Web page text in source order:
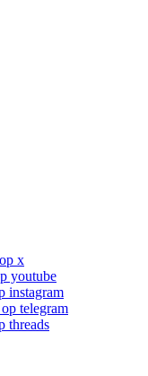
x
youtube
instagram
telegram
threads